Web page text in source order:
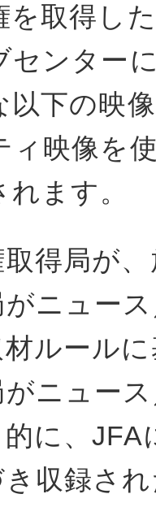
を取得し
センター
以下の映
ィ映像を
ます。
取得局が
がニュー
材ルール
がニュー
的に、
き収録さ